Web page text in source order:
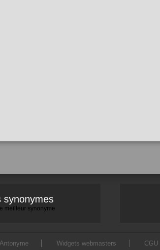
synonymes
meilleur synonyme
Antonyme Widgets webmasters CGU